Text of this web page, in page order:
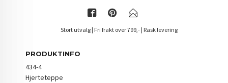
Stort utvalg | Fri frakt over 799,- | Rask levering
PRODUKTINFO
434-4
Hjerteteppe